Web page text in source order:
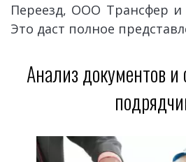
Переезд, ООО Трансфер и
Это даст полное
Анализ документов и